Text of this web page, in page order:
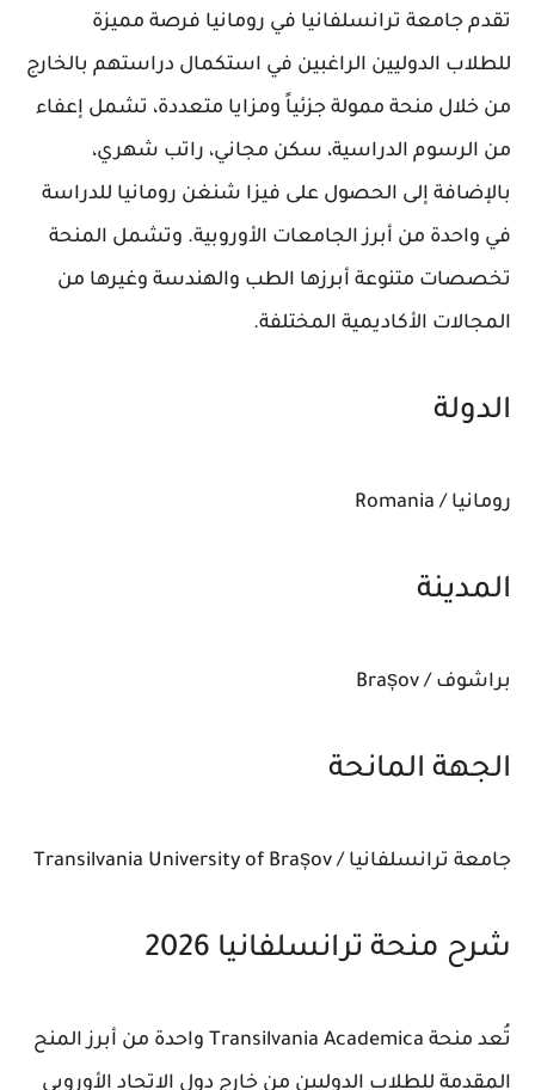
تقدم جامعة ترانسلفانيا في رومانيا فرصة مميزة
للطلاب الدوليين الراغبين في استكمال دراستهم بالخارج
من خلال منحة ممولة جزئياً ومزايا متعددة، تشمل إعفاء
من الرسوم الدراسية، سكن مجاني، راتب شهري،
بالإضافة إلى الحصول على فيزا شنغن رومانيا للدراسة
في واحدة من أبرز الجامعات الأوروبية. وتشمل المنحة
تخصصات متنوعة أبرزها الطب والهندسة وغيرها من
المجالات الأكاديمية المختلفة.
الدولة
رومانيا / Romania
المدينة
براشوف / Brașov
الجهة المانحة
جامعة ترانسلفانيا / Transilvania University of Brașov
شرح منحة ترانسلفانيا 2026
تُعد منحة Transilvania Academica واحدة من أبرز المنح
المقدمة للطلاب الدوليين من خارج دول الاتحاد الأوروبي